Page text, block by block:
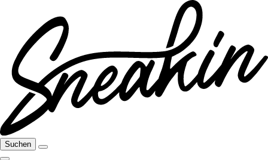
Suchen